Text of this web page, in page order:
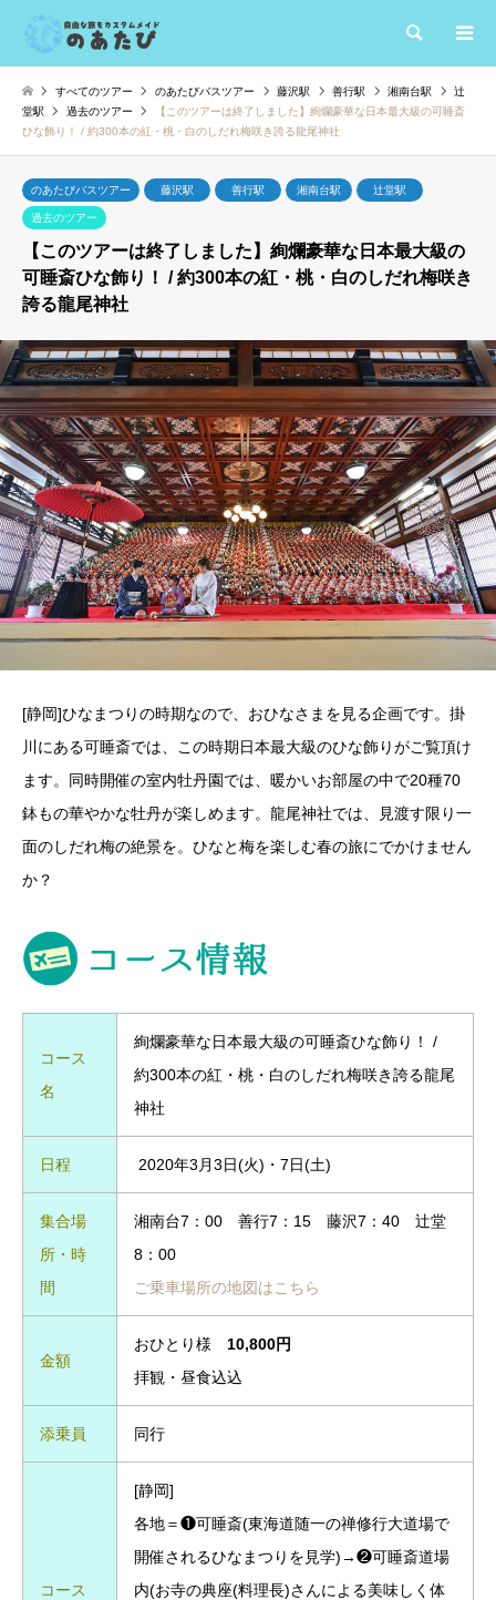
検索
すべてのツアー のあたびバスツアー 藤沢駅 善行駅 湘南台駅
辻
堂駅
過去のツアー
【このツアーは終了しました】絢爛豪華な日本最大級の可睡斎
ひな飾り！ / 約300本の紅・桃・白のしだれ梅咲き誇る龍尾神社
のあたびバスツアー 藤沢駅 善行駅 湘南台駅 辻堂駅
過去のツアー
【このツアーは終了しました】絢爛豪華な日本最大級の
可睡斎ひな飾り！ / 約300本の紅・桃・白のしだれ梅咲き
誇る龍尾神社
[静岡]ひなまつりの時期なので、おひなさまを見る企画です。掛
川にある可睡斎では、この時期日本最大級のひな飾りがご覧頂け
ます。同時開催の室内牡丹園では、暖かいお部屋の中で20種70
鉢もの華やかな牡丹が楽しめます。龍尾神社では、見渡す限り一
面のしだれ梅の絶景を。ひなと梅を楽しむ春の旅にでかけません
か？
コース
名
絢爛豪華な日本最大級の可睡斎ひな飾り！ /
約300本の紅・桃・白のしだれ梅咲き誇る龍尾
神社
日程 2020年3月3日(火)・7日(土)
集合場
所・時
間
湘南台7：00 善行7：15 藤沢7：40 辻堂
8：00
ご乗車場所の地図はこちら
金額
おひとり様 10,800円
拝観・昼食込込
添乗員 同行
コース
[静岡]
各地＝❶可睡斎(東海道随一の禅修行大道場で
開催されるひなまつりを見学)→❷可睡斎道場
内(お寺の典座(料理長)さんによる美味しく体